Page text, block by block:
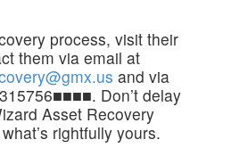
process, visit their
them via email at
and via
Don’t delay
Asset Recovery
rightfully yours.